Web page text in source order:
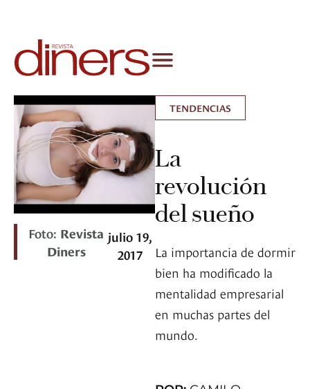
Foto: Revista
Diners
julio 19,
2017
TENDENCIAS
La
revolución
del sueño
La importancia de dormir
bien ha modificado la
mentalidad empresarial
en muchas partes del
mundo.